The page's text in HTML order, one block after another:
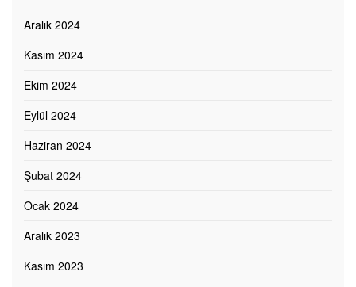
Aralık 2024
Kasım 2024
Ekim 2024
Eylül 2024
Haziran 2024
Şubat 2024
Ocak 2024
Aralık 2023
Kasım 2023